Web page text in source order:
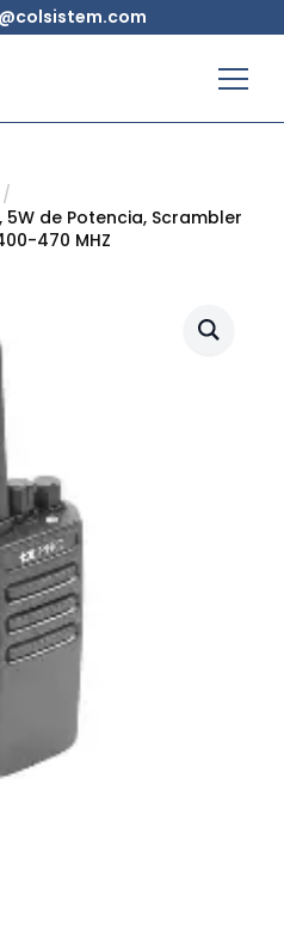
5W de Potencia, Scrambler
470 MHZ